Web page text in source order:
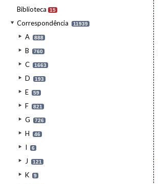
Biblioteca 15
Correspondência 11939
A 888
B 760
C 1663
D 193
E 59
F 821
G 726
H 46
I 6
J 121
K 9